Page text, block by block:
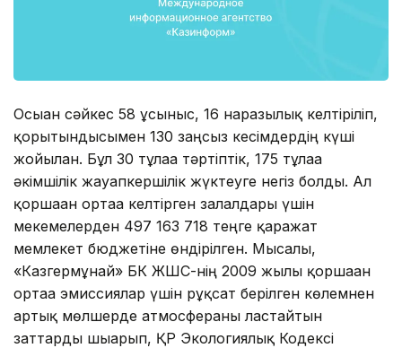
Осыған сәйкес 58 ұсыныс, 16 наразылық келтіріліп,
қорытындысымен 130 заңсыз кесімдердің күші
жойылған. Бұл 30 тұлғаға тәртіптік, 175 тұлғаға
әкімшілік жауапкершілік жүктеуге негіз болды. Ал
қоршаған ортаға келтірген залалдары үшін
мекемелерден 497 163 718 теңге қаражат
мемлекет бюджетіне өндірілген. Мысалы,
«Казгермұнай» БК ЖШС-нің 2009 жылы қоршаған
ортаға эмиссиялар үшін рұқсат берілген көлемнен
артық мөлшерде атмосфераны ластайтын
заттарды шығарып, ҚР Экологиялық Кодексі